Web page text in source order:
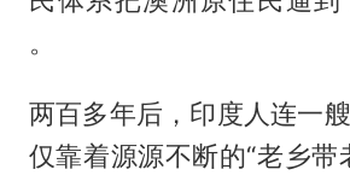
。
两百多年后，印度人连一
仅靠着源源不断的“老乡带